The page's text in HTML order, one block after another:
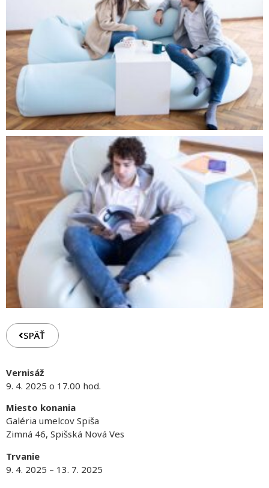
SPÄŤ
Vernisáž
9. 4. 2025 o 17.00 hod.
Miesto konania
Galéria umelcov Spiša
Zimná 46, Spišská Nová Ves
Trvanie
9. 4. 2025 – 13. 7. 2025